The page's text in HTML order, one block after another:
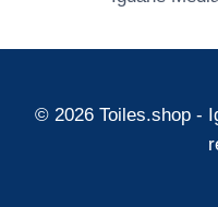
© 2026 Toiles.shop -